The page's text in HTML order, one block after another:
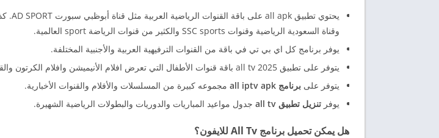
وقناة السعودية الرياضية وقنوات SSC sports والكثير من قنوات الرياضة sport العالمية.
يوفر برنامج كل اي بي تي في باقة من القنوات الترفيهية العربية والأجنبية المختلفة.
يتوفر على تطبيق all tv 2025 باقة قنوات الأطفال التي تعرض افلام الأنيميشن وافلام الكرتون والقصص والروايات وغيرها.
يتوفر على برنامج all iptv apk
مجموعه كبيرة من المسلسلات والأفلام والقنوات الأخبارية.
يوفر تنزيل تطبيق all tv جدول مواعيد المباريات والدوريات والبطولات الرياضية الشهيرة.
هل يمكن تحميل برنامج All Tv للايفون؟